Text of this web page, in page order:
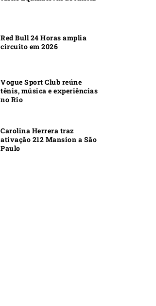
Red Bull 24 Horas amplia
circuito em 2026
Vogue Sport Club reúne
tênis, música e experiências
no Rio
Carolina Herrera traz
ativação 212 Mansion a São
Paulo